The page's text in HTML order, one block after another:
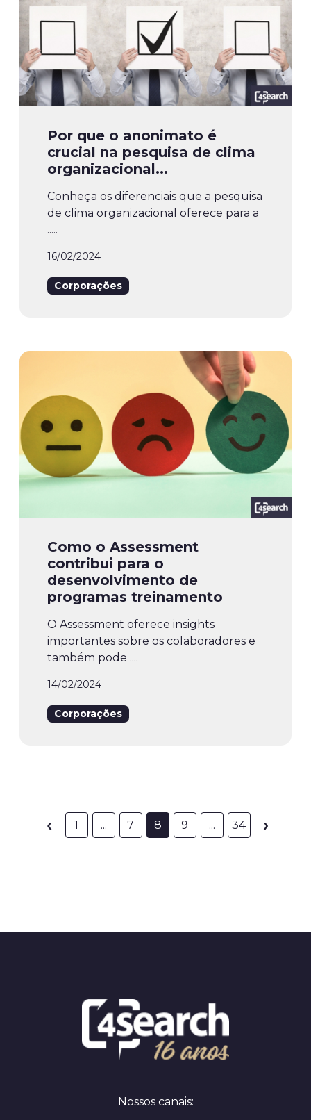
Por que o anonimato é
crucial na pesquisa de clima
organizacional...
Conheça os diferenciais que a pesquisa
de clima organizacional oferece para a
.....
16/02/2024
Corporações
Como o Assessment
contribui para o
desenvolvimento de
programas treinamento
O Assessment oferece insights
importantes sobre os colaboradores e
também pode ....
14/02/2024
Corporações
‹ 1 ... 7 8 9 ... 34 ›
Nossos canais: